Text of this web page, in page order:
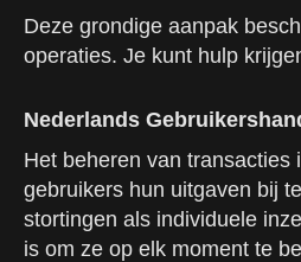
Deze grondige aanpak
operaties. Je kunt hulp
Nederlands
Het beheren van
gebruikers hun uitgaven bij
stortingen als individuele
is om ze op elk moment te